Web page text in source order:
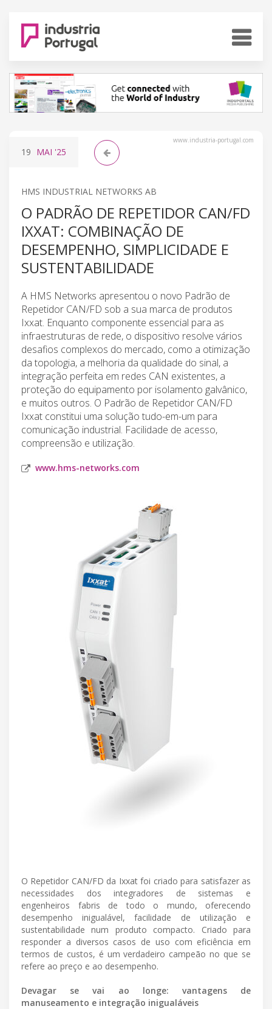
www.industria-portugal.com
19 MAI '25
HMS INDUSTRIAL NETWORKS AB
O PADRÃO DE REPETIDOR CAN/FD
IXXAT: COMBINAÇÃO DE
DESEMPENHO, SIMPLICIDADE E
SUSTENTABILIDADE
A HMS Networks apresentou o novo Padrão de
Repetidor CAN/FD sob a sua marca de produtos
Ixxat. Enquanto componente essencial para as
infraestruturas de rede, o dispositivo resolve vários
desafios complexos do mercado, como a otimização
da topologia, a melhoria da qualidade do sinal, a
integração perfeita em redes CAN existentes, a
proteção do equipamento por isolamento galvânico,
e muitos outros. O Padrão de Repetidor CAN/FD
Ixxat constitui uma solução tudo-em-um para
comunicação industrial. Facilidade de acesso,
compreensão e utilização.
www.hms-networks.com
O Repetidor CAN/FD da Ixxat foi criado para satisfazer as
necessidades dos integradores de sistemas e
engenheiros fabris de todo o mundo, oferecendo
desempenho inigualável, facilidade de utilização e
sustentabilidade num produto compacto. Criado para
responder a diversos casos de uso com eficiência em
termos de custos, é um verdadeiro campeão no que se
refere ao preço e ao desempenho.
Devagar se vai ao longe: vantagens de
manuseamento e integração inigualáveis